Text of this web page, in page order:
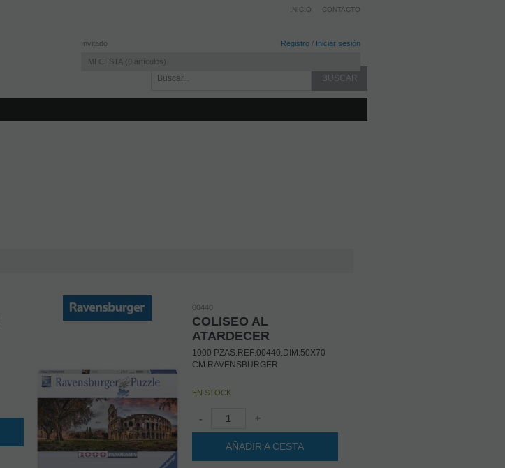
Invitado Registro / Iniciar sesión
MI CESTA 0 artículos
INICIO CONTACTO
00440
COLISEO AL
ATARDECER
1000 PZAS.REF:00440.DIM:50X70
CM.RAVENSBURGER
EN STOCK
- +
AÑADIR A CESTA